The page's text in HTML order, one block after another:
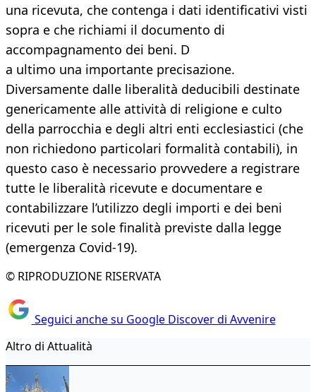
una ricevuta, che contenga i dati identificativi visti
sopra e che richiami il documento di
accompagnamento dei beni. D
a ultimo una importante precisazione.
Diversamente dalle liberalità deducibili destinate
genericamente alle attività di religione e culto
della parrocchia e degli altri enti ecclesiastici (che
non richiedono particolari formalità contabili), in
questo caso è necessario provvedere a registrare
tutte le liberalità ricevute e documentare e
contabilizzare l’utilizzo degli importi e dei beni
ricevuti per le sole finalità previste dalla legge
(emergenza Covid-19).
© RIPRODUZIONE RISERVATA
Seguici anche su Google Discover di Avvenire
Altro di Attualità